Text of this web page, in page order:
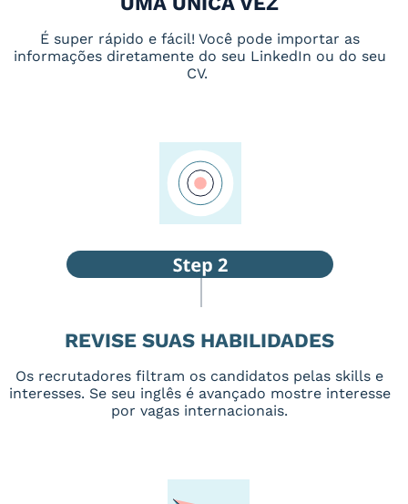
É super rápido e fácil! Você pode importar as
informações diretamente do seu LinkedIn ou do seu
CV.
REVISE SUAS HABILIDADES
Os recrutadores filtram os candidatos pelas skills e
interesses. Se seu inglês é avançado mostre interesse
por vagas internacionais.